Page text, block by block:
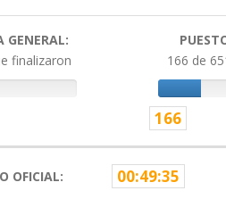
GENERAL:
finalizaron
166 de
166
OFICIAL: 00:49:35